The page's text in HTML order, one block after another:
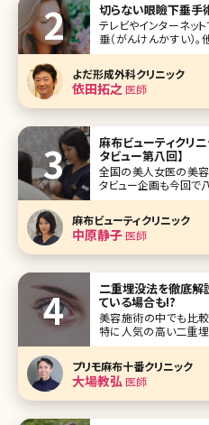
切らない眼瞼下垂手
テレビやインターネッ
垂（がんけんかすい）
眼瞼下垂だったという人が今、
でさまざまな症状が改
眼瞼下垂の手術をする
して堂々と二重ま
よだ形成外科クリニック
依田拓之 医師
麻布ビューティクリ
タビュー第八回】
全国の美人女医の美
タビュー企画も今回で
にある麻布ビューティ
ビューティクリニックは
アルロン酸等の「注入
自身のことはもちろん、
麻布ビューティクリニック
中原静子医師
二重埋没法を徹底解
ている場合も!?
美容施術の中でも比
特に人気の高い二重埋没法
法とは 二重埋没法は
膜へ、極細の特殊な糸
って固定することにより
なり切開す
プリモ麻布十番クリニック
大場教弘医師